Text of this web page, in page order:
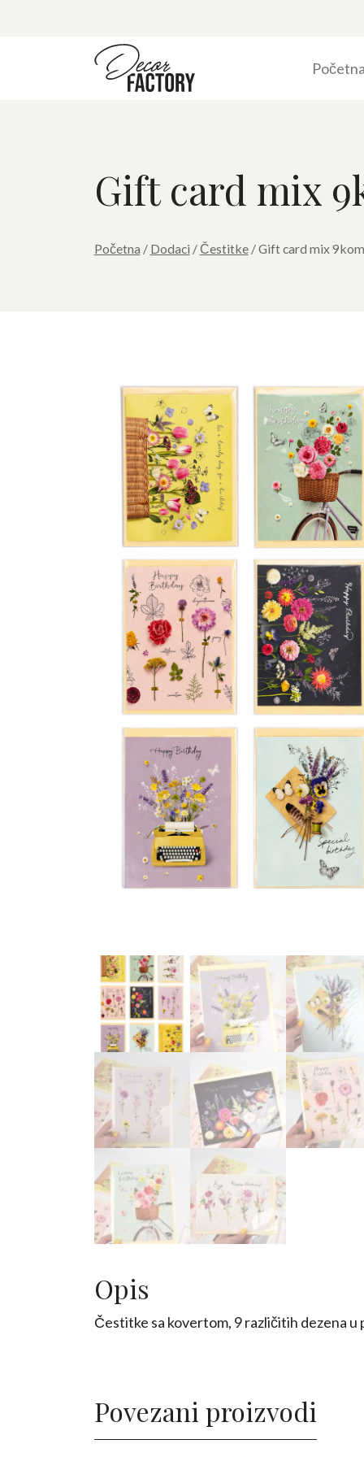
Početna
Gift card mix
Početna / Dodaci / Čestitke/ Gift card mix 9kom
Opis
Čestitke sa kovertom, 9 različitih dezena u
Povezani proizvodi